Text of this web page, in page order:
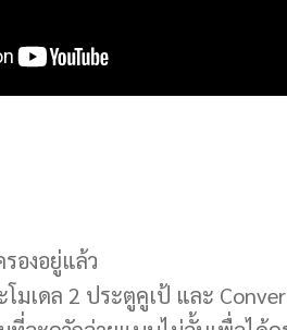
องอยู่แล้ว
มเดล 2 ประตูคูเป้ และ